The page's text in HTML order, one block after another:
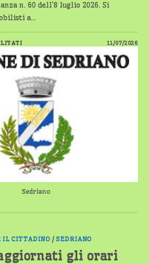
n. 60 dell’8 luglio 2026. Si
a…
SU
SEDRIANO,
CHIUSURA
TEMPORANEA
DI
VIA
PESSINA
PER
LAVORI
EDILI
11/07/2026
Sedriano
IL CITTADINO /SEDRIANO
gli orari